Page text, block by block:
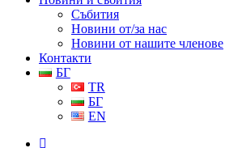
Събития
Новини от/за нас
Новини от нашите членове
Контакти
БГ
TR
БГ
EN